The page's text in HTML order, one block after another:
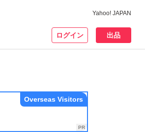
Yahoo! JAPAN
ログイン 出品
Overseas Visitors